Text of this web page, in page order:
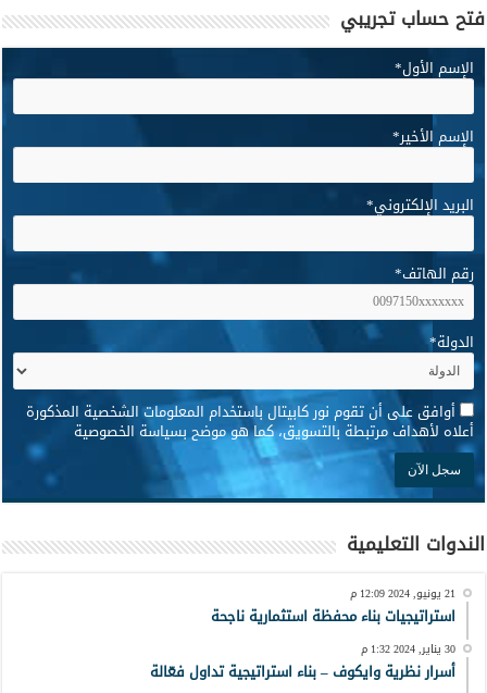
فتح حساب تجريبي
الإسم الأول*
الإسم الأخير*
البريد الإلكتروني*
رقم الهاتف*
الدولة*
* أوافق على أن تقوم نور كابيتال باستخدام المعلومات الشخصية المذكورة
أعلاه لأهداف مرتبطة بالتسويق، كما هو موضح بسياسة الخصوصية
الندوات التعليمية
21 يونيو, 2024 12:09 م
استراتيجيات بناء محفظة استثمارية ناجحة
30 يناير, 2024 1:32 م
أسرار نظرية وايكوف – بناء استراتيجية تداول فعّالة